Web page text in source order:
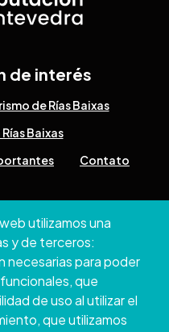
utilizamos una
y de terceros:
necesarias para poder
que
de uso al utilizar el
que utilizamos
de interés
de Rías Baixas
Baixas
Contato
986 804 124